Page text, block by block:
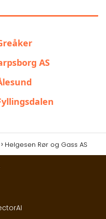
AS
Helgesen Rør og Gass AS